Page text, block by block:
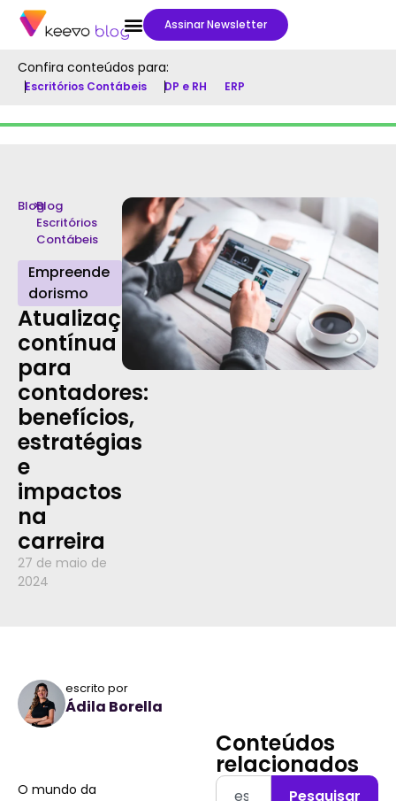
Assinar Newsletter
Confira conteúdos para:
Escritórios Contábeis DP e RH ERP
Blog
>Blog
Escritórios
Contábeis
Empreende
dorismo
Atualização
contínua
para
contadores:
benefícios,
estratégias
e
impactos
na
carreira
27 de maio de
2024
escrito por
Ádila Borella
O mundo da
Conteúdos
relacionados
Pesquisar